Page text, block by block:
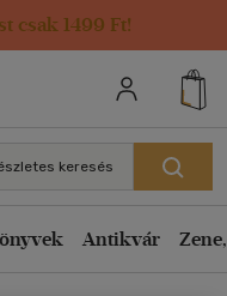
csak 1499 Ft!
keresés
Antikvár